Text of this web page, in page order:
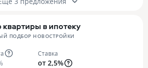
в ипотеку
ПОДБОР НОВОСТРОЙКИ
Ставка
от 2,5%